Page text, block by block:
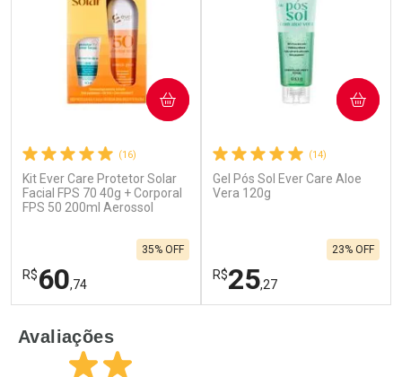
Ativar Desconto
Comprar sem Desconto
Ativar Desconto
(16)
Kit Ever Care Protetor Solar
Facial FPS 70 40g + Corporal
FPS 50 200ml Aerossol
R$60,74
35% OFF
COMPRAR
(14)
Gel Pós Sol Ever Care Aloe
Vera 120g
R$25,27
23% OFF
COMPRAR
Avaliações